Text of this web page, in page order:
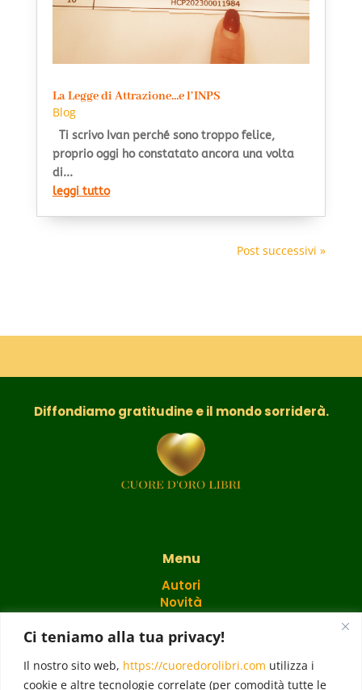
Ci teniamo alla tua privacy!
Il nostro sito web, https://cuoredorolibri.com utilizza i
cookie e altre tecnologie correlate (per comodità tutte le
La Legge di Attrazione…e l’INPS
Blog
Ti scrivo Ivan perché sono troppo felice,
proprio oggi ho constatato ancora una volta
di...
leggi tutto
Post successivi »
Diffondiamo gratitudine e il mondo sorriderà.
Menu
Autori
Novità
Regali
Blog